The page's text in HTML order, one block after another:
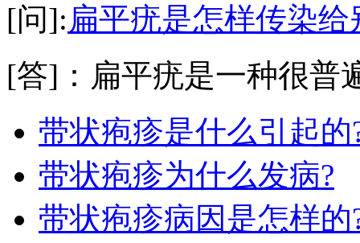
[问]:扁平疣是怎样传染给
[答]：扁平疣是一种很普
带状疱疹是什么引起的
带状疱疹为什么发病?
带状疱疹病因是怎样的